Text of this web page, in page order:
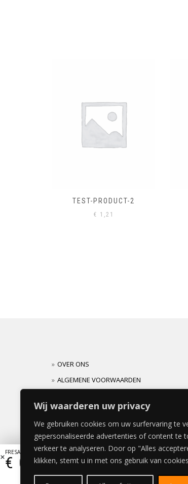
Wij waarderen uw privacy
We gebruiken cookies om uw surfervaring te
gepersonaliseerde advertenties of content te
verkeer te analyseren. Door op "Alles
klikken, stemt u in met ons gebruik van
TEST-PRODUCT
€ 0,61
OVER ONS
ALGEMENE VOORWAARDEN
FRESATO SATIJN AFWERKING
€ 0,00